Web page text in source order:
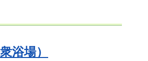
浴場）